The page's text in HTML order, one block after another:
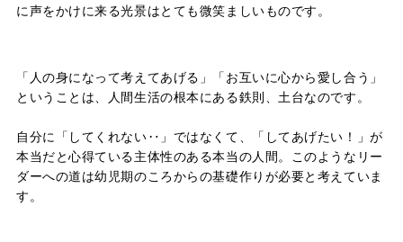
に声をかけに来る光景はとても微笑ましいものです。
「人の身になって考えてあげる」「お互いに心から愛し合う」
ということは、人間生活の根本にある鉄則、土台なのです。
自分に「してくれない‥」ではなくて、「してあげたい！」が
本当だと心得ている主体性のある本当の人間。このようなリー
ダーへの道は幼児期のころからの基礎作りが必要と考えていま
す。